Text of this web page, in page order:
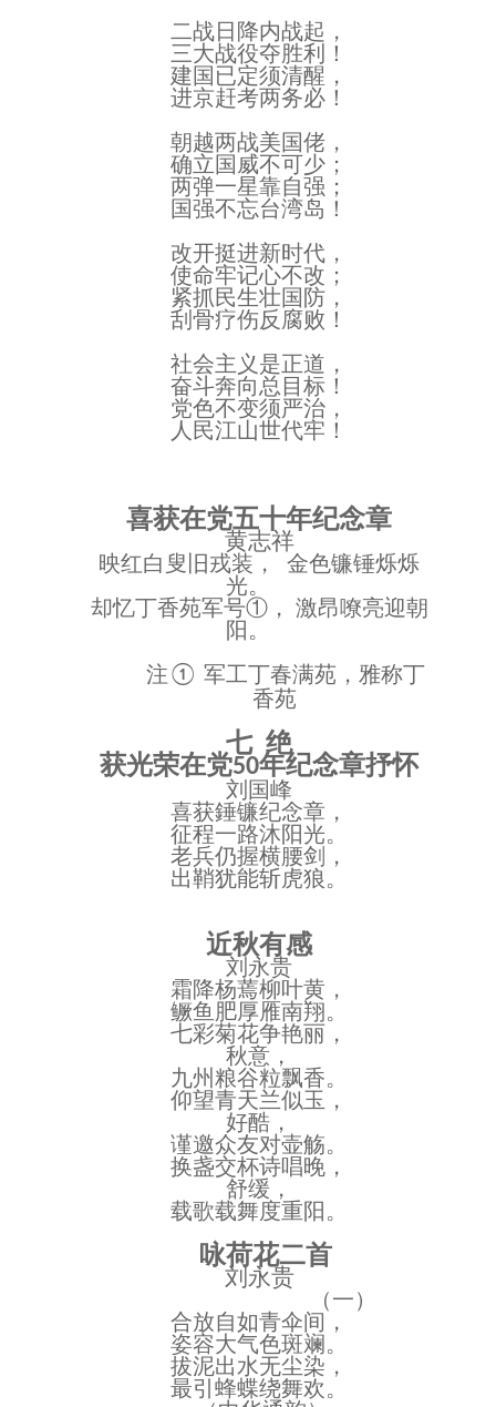
二战日降内战起，
三大战役夺胜利！
建国已定须清醒，
进京赶考两务必！
朝越两战美国佬，
确立国威不可少；
两弹一星靠自强；
国强不忘台湾岛！
改开挺进新时代，
使命牢记心不改；
紧抓民生壮国防，
刮骨疗伤反腐败！
社会主义是正道，
奋斗奔向总目标！
党色不变须严治，
人民江山世代牢！
喜获在党五十年纪念章
黄志祥
映红白叟旧戎装，
金色镰锤烁烁
光。
却忆丁香苑军号①， 激昂嘹亮迎朝
阳。
注①军工丁春满苑，雅称丁
香苑
七 绝
获光荣在党50年纪念章抒怀
刘国峰
喜获錘镰纪念章，
征程一路沐阳光。
老兵仍握横腰剑，
出鞘犹能斩虎狼。
近秋有感
刘永贵
霜降杨蔫柳叶黄，
鳜鱼肥厚雁南翔。
七彩菊花争艳丽，
秋意，
九州粮谷粒飘香。
仰望青天兰似玉，
好酷，
谨邀众友对壶觞。
换盏交杯诗唱晚，
舒缓，
载歌载舞度重阳。
咏荷花二首
刘永贵
（一）
合放自如青伞间，
姿容大气色斑斓。
拔泥出水无尘染，
最引蜂蝶绕舞欢。